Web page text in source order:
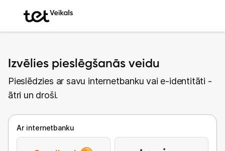
Izvēlies pieslēgšanās veidu
Pieslēdzies ar savu internetbanku vai e-identitāti -
ātri un droši.
Ar internetbanku